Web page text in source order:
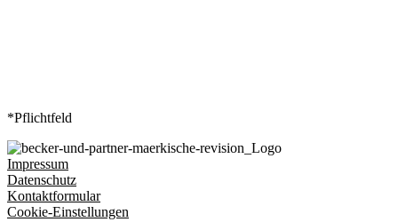
*Pflichtfeld
Impressum
Datenschutz
Kontaktformular
Cookie-Einstellungen